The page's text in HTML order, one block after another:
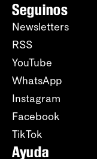
Seguinos
Newsletters
RSS
YouTube
WhatsApp
Instagram
Facebook
TikTok
Ayuda